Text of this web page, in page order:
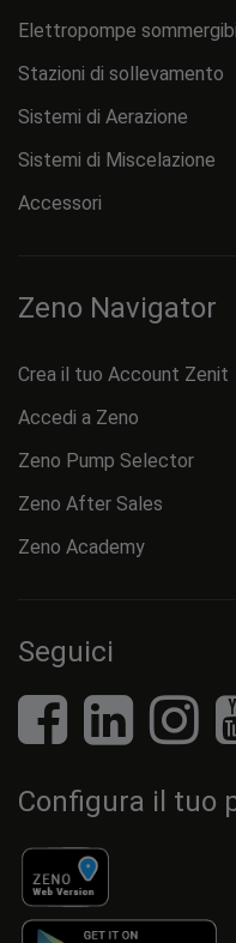
Elettropompe
Stazioni di sollevamento
Sistemi di Aerazione
Sistemi di Miscelazione
Accessori
Zeno Navigator
Crea il tuo Account Zenit
Accedi a Zeno
Zeno Pump Selector
Zeno After Sales
Zeno Academy
Seguici
Configura il tuo